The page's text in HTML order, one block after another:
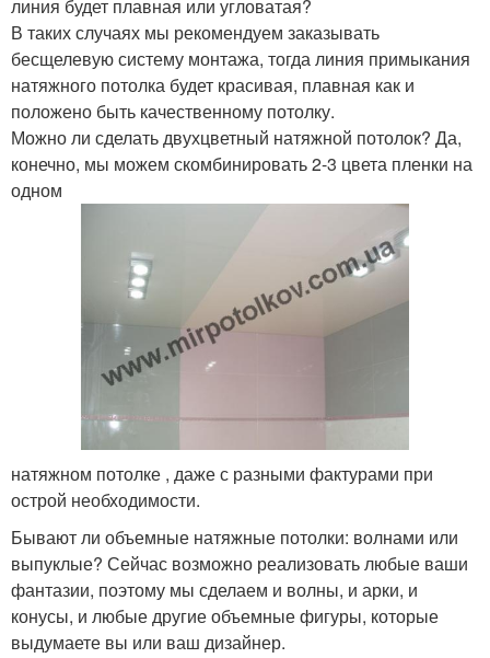
линия будет плавная или угловатая?
В таких случаях мы рекомендуем заказывать
бесщелевую систему монтажа, тогда линия примыкания
натяжного потолка будет красивая, плавная как и
положено быть качественному потолку.
Можно ли сделать двухцветный натяжной потолок? Да,
конечно, мы можем скомбинировать 2-3 цвета пленки на
одном
натяжном потолке , даже с разными фактурами при
острой необходимости.
Бывают ли объемные натяжные потолки: волнами или
выпуклые? Сейчас возможно реализовать любые ваши
фантазии, поэтому мы сделаем и волны, и арки, и
конусы, и любые другие объемные фигуры, которые
выдумаете вы или ваш дизайнер.